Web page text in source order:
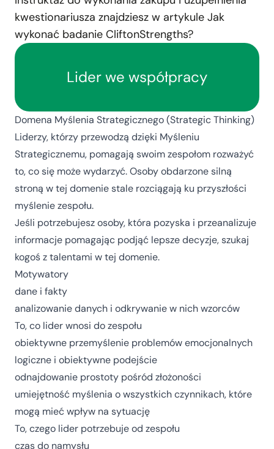
kwestionariusza znajdziesz w artykule Jak
wykonać badanie CliftonStrengths?
Lider we współpracy
Domena Myślenia Strategicznego (Strategic Thinking)
Liderzy, którzy przewodzą dzięki Myśleniu
Strategicznemu, pomagają swoim zespołom rozważyć
to, co się może wydarzyć. Osoby obdarzone silną
stroną w tej domenie stale rozciągają ku przyszłości
myślenie zespołu.
Jeśli potrzebujesz osoby, która pozyska i przeanalizuje
informacje pomagając podjąć lepsze decyzje, szukaj
kogoś z talentami w tej domenie.
Motywatory
dane i fakty
analizowanie danych i odkrywanie w nich wzorców
To, co lider wnosi do zespołu
obiektywne przemyślenie problemów emocjonalnych
logiczne i obiektywne podejście
odnajdowanie prostoty pośród złożoności
umiejętność myślenia o wszystkich czynnikach, które
mogą mieć wpływ na sytuację
To, czego lider potrzebuje od zespołu
czas do namysłu